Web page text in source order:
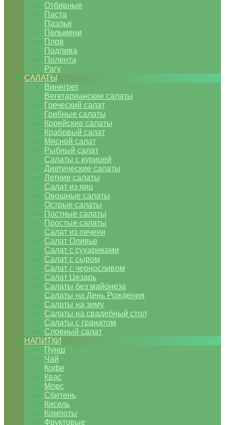
Отбивные
Паста
Паэлья
Пельмени
Плов
Подлива
Полента
Рагу
САЛАТЫ
Винегрет
Вегетарианские салаты
Греческий салат
Грибные салаты
Корейские салаты
Крабовый салат
Мясной салат
Рыбный салат
Салаты с курицей
Диетические салаты
Летние салаты
Салат из яиц
Овощные салаты
Острые салаты
Постные салаты
Простые салаты
Салат из печени
Салат Оливье
Салат с сухариками
Салат с сыром
Салат с черносливом
Салат Цезарь
Салаты без майонеза
Салаты на День Рождения
Салаты на зиму
Салаты на свадебный стол
Салаты с гранатом
Слоеный салат
НАПИТКИ
Пунш
Чай
Кофе
Квас
Морс
Сбитень
Кисель
Компоты
Фруктовые